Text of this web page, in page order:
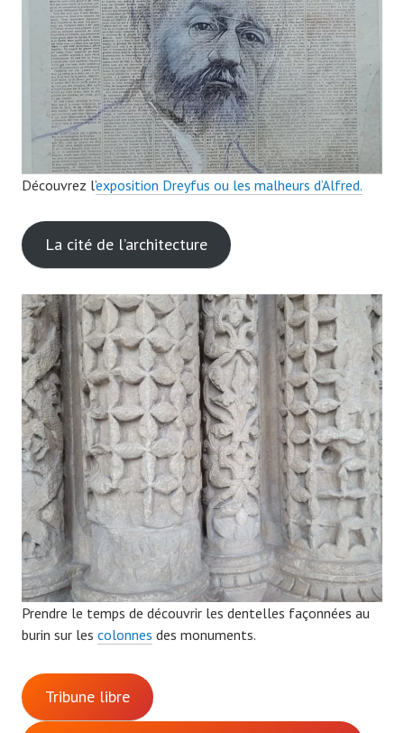
Découvrez l’exposition Dreyfus ou les malheurs d’Alfred.
La cité de l’architecture
Prendre le temps de découvrir les dentelles façonnées au
burin sur les colonnes des monuments.
Tribune libre